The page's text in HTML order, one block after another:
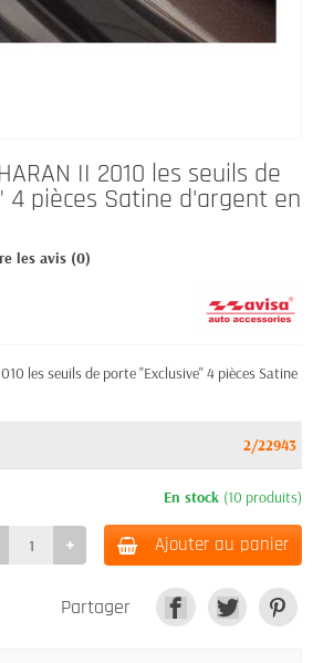
II 2010 les seuils de
4 pièces Satine d'argent en
les avis (0)
les seuils de porte "Exclusive" 4 pièces Satine
2/22943
En stock (10 produits)
Ajouter au panier
Partager